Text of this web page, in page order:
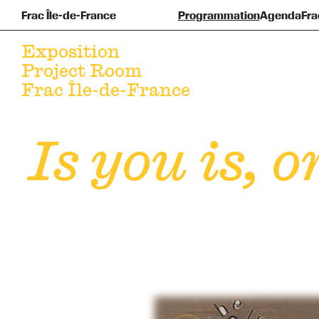
Frac Île-de-France
ProgrammationAgenda
Exposition
Project Room
Frac Île-de-France
Is you is,